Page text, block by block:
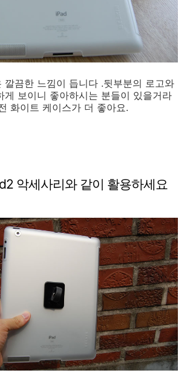
깔끔한 느낌이 듭니다 .뒷부분의 로고와
게 보이니 좋아하시는 분들이 있을거라
화이트 케이스가 더 좋아요.
악세사리와 같이 활용하세요